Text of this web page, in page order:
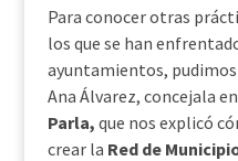
Para conocer otras
los que se han
ayuntamientos,
Ana Álvarez, concejala
Parla, que nos explicó
crear la Red de